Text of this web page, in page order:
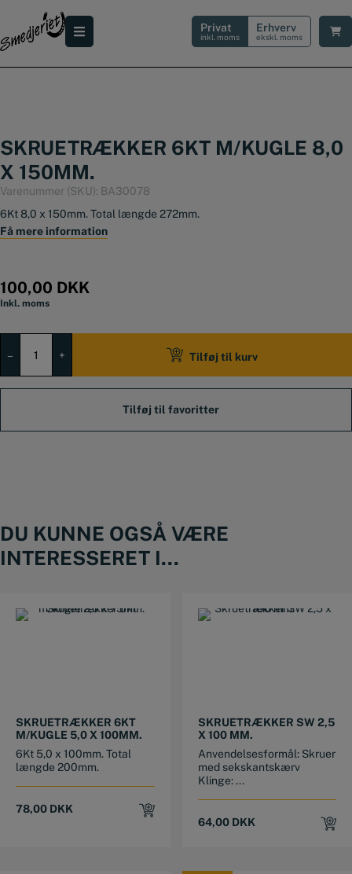
indholdet
Privat
inkl. moms
Erhverv
ekskl. moms
SKRUETRÆKKER 6KT M/KUGLE 8,0
X 150MM.
Varenummer (SKU): BA30078
6Kt 8,0 x 150mm. Total længde 272mm.
Få mere information
100,00 DKK
Inkl. moms
–
8,0
x
+ Tilføj til kurv
DU KUNNE OGSÅ VÆRE
INTERESSERET I...
SKRUETRÆKKER 6KT
M/KUGLE 5,0 X 100MM.
6Kt 5,0 x 100mm. Total
længde 200mm.
78,00 DKK
SKRUETRÆKKER SW 2,5
X 100 MM.
Anvendelsesformål: Skruer
med sekskantskærv
Klinge: ...
64,00 DKK